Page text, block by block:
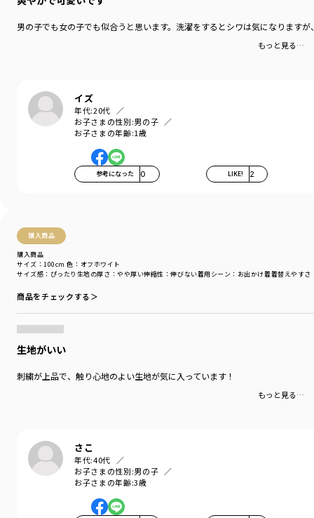
男の子でも女の子でも似合うと思います。洗濯をするとシワは気になります
もっと見る…
イズ
年代:20代
お子さまの性別:男の子
お子さまの年齢:1歳
参考になった 0 LIKE! 2
購入商品
購入商品
サイズ感 ：ぴったり 生地の厚さ ：やや厚い伸縮性 ：伸びない着用シーン ：お出かけ着着替えやすさ
サイズ：100cm 色：オフホワイト
商品をチェックする＞
生地がいい
刺繍が上品で、触り心地のよい生地が気に入っています！
もっと見る…
さこ
年代:40代
お子さまの性別:男の子
お子さまの年齢:3歳